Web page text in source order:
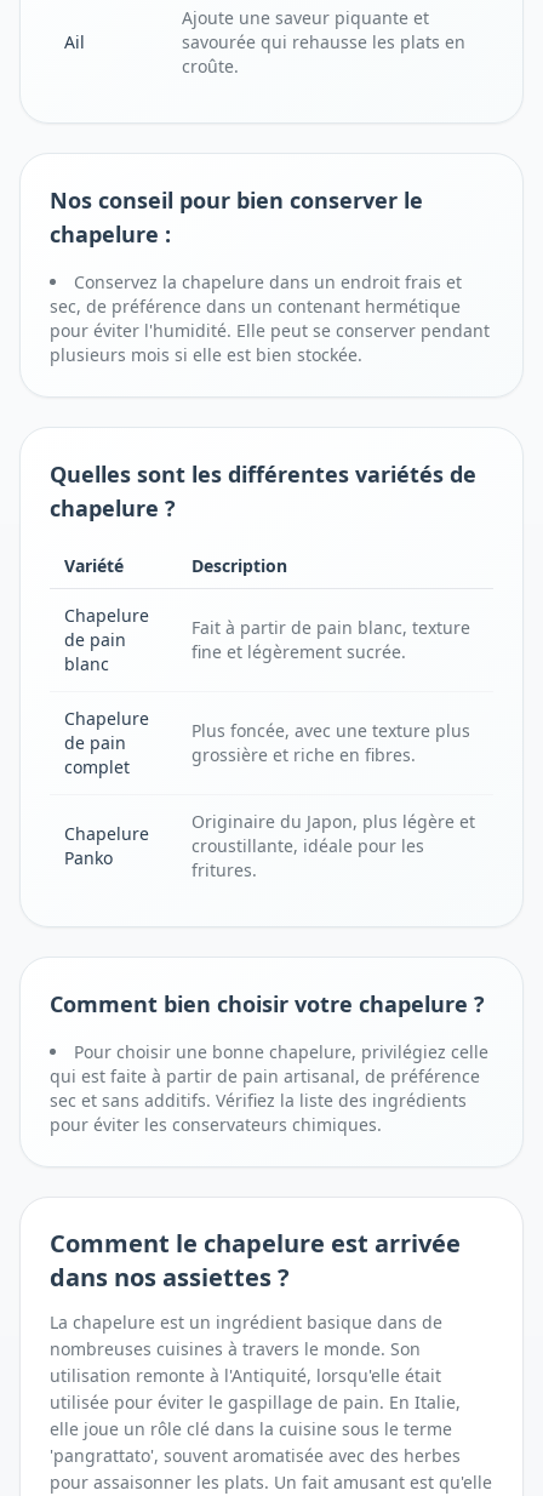
Ail
Ajoute une saveur piquante et
savourée qui rehausse les plats en
croûte.
Nos conseil pour bien conserver le
chapelure :
Conservez la chapelure dans un endroit frais et
sec, de préférence dans un contenant hermétique
pour éviter l'humidité. Elle peut se conserver pendant
plusieurs mois si elle est bien stockée.
Quelles sont les différentes variétés de
chapelure ?
Variété Description
Chapelure
de pain
blanc
Fait à partir de pain blanc, texture
fine et légèrement sucrée.
Chapelure
de pain
complet
Plus foncée, avec une texture plus
grossière et riche en fibres.
Chapelure
Panko
Originaire du Japon, plus légère et
croustillante, idéale pour les
fritures.
Comment bien choisir votre chapelure ?
Pour choisir une bonne chapelure, privilégiez celle
qui est faite à partir de pain artisanal, de préférence
sec et sans additifs. Vérifiez la liste des ingrédients
pour éviter les conservateurs chimiques.
Comment le chapelure est arrivée
dans nos assiettes ?
La chapelure est un ingrédient basique dans de
nombreuses cuisines à travers le monde. Son
utilisation remonte à l'Antiquité, lorsqu'elle était
utilisée pour éviter le gaspillage de pain. En Italie,
elle joue un rôle clé dans la cuisine sous le terme
'pangrattato', souvent aromatisée avec des herbes
pour assaisonner les plats. Un fait amusant est qu'elle